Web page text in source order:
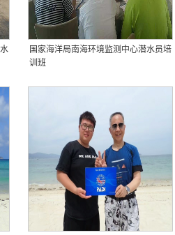
国家海洋局南海环境监测中心潜水员培
训班